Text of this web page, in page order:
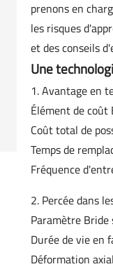
prenons en
les risques
et des conseils
Une
1. Avantage en
Élément de coût
Coût total de
Temps de
Fréquence
2. Percée dans
Paramètre
Durée de vie en
Déformation